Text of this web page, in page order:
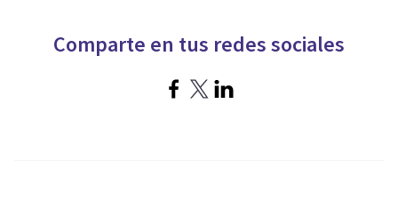
Comparte en tus redes sociales